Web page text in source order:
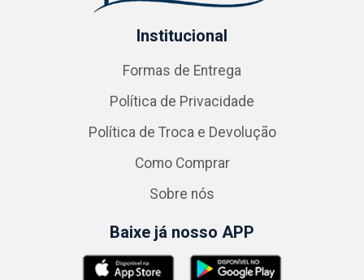
Institucional
Formas de Entrega
Política de Privacidade
Política de Troca e Devolução
Como Comprar
Sobre nós
Baixe já nosso APP